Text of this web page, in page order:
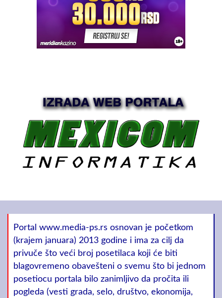
Portal www.media-ps.rs osnovan je početkom
(krajem januara) 2013 godine i ima za cilj da
privuče što veći broj posetilaca koji će biti
blagovremeno obavešteni o svemu što bi jednom
posetiocu portala bilo zanimljivo da pročita ili
pogleda (vesti grada, selo, društvo, ekonomija,